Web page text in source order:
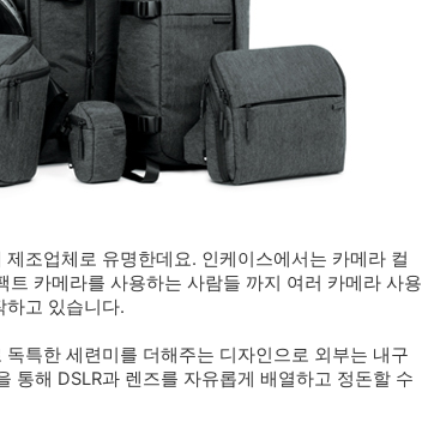
조업체로 유명한데요. 인케이스에서는 카메라 컬
카메라를 사용하는 사람들 까지 여러 카메라 사용
하고 있습니다.
특한 세련미를 더해주는 디자인으로 외부는 내구
통해 DSLR과 렌즈를 자유롭게 배열하고 정돈할 수